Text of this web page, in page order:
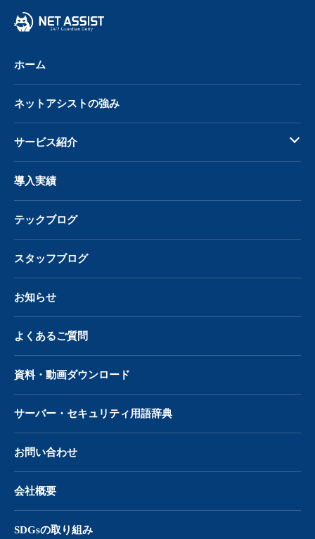
ホーム
ネットアシストの強み
サービス紹介
導入実績
テックブログ
スタッフブログ
お知らせ
よくあるご質問
資料・動画ダウンロード
サーバー・ セキュリティ用語辞典
お問い合わせ
会社概要
SDGsの取り組み